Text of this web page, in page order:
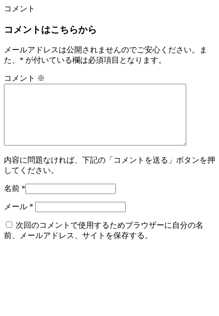
コメント
コメントはこちらから
メールアドレスは公開されませんのでご安心ください。ま
た、 * が付いている欄は必須項目となります。
コメント ※
内容に問題なければ、下記の「コメントを送る」ボタンを押
してください。
名前 *
メール *
次回のコメントで使用するためブラウザーに自分の名
前、メールアドレス、サイトを保存する。